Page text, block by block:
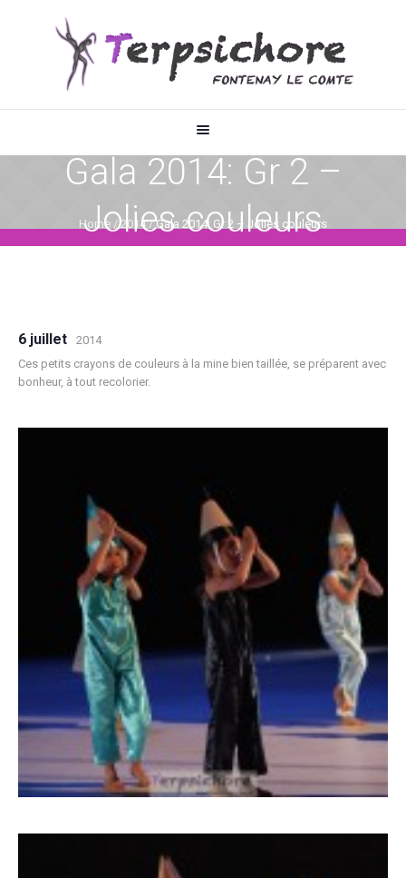
Gala 2014: Gr 2 –
Jolies couleurs
Home /2014 /Gala 2014: Gr 2 – Jolies couleurs
6 juillet
2014
Ces petits crayons de couleurs à la mine bien taillée, se préparent avec
bonheur, à tout recolorier.
799 782